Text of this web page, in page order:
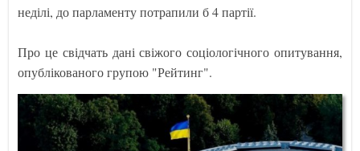
неділі, до парламенту потрапили б 4 партії.
Про це свідчать дані свіжого соціологічного опитування,
опублікованого групою "Рейтинг".